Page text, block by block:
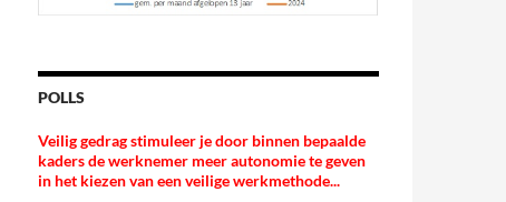
POLLS
Veilig gedrag stimuleer je door binnen bepaalde
kaders de werknemer meer autonomie te geven
in het kiezen van een veilige werkmethode...